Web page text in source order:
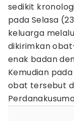
sedikit
pada Selasa
keluarga
dikirimkan
enak badan
Kemudian
obat tersebut